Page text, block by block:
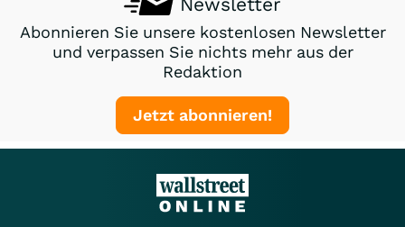
Abonnieren Sie unsere kostenlosen Newsletter
und verpassen Sie nichts mehr aus der
Redaktion
Jetzt abonnieren!